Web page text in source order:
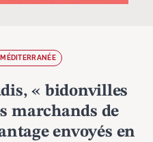
« bidonvilles
marchands de
envoyés en